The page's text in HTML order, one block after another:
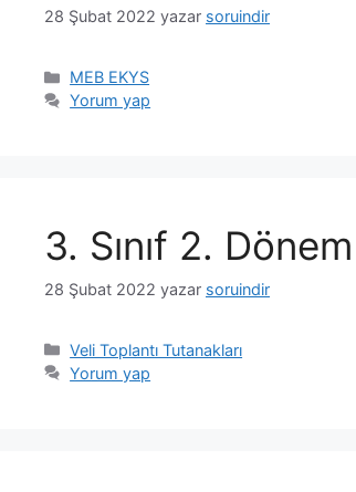
28 Şubat 2022 yazar soruindir
Kategoriler
MEB EKYS
Yorum yap
3. Sınıf 2.
28 Şubat 2022 yazar soruindir
Kategoriler
Veli Toplantı Tutanakları
Yorum yap